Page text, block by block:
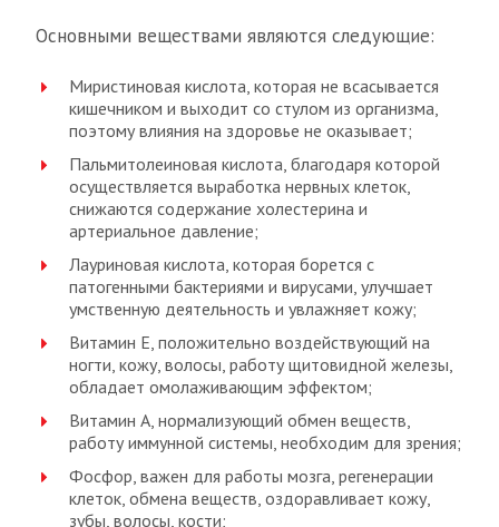
Основными веществами являются следующие:
Миристиновая кислота, которая не всасывается
кишечником и выходит со стулом из организма,
поэтому влияния на здоровье не оказывает;
Пальмитолеиновая кислота, благодаря которой
осуществляется выработка нервных клеток,
снижаются содержание холестерина и
артериальное давление;
Лауриновая кислота, которая борется с
патогенными бактериями и вирусами, улучшает
умственную деятельность и увлажняет кожу;
Витамин Е, положительно воздействующий на
ногти, кожу, волосы, работу щитовидной железы,
обладает омолаживающим эффектом;
Витамин А, нормализующий обмен веществ,
работу иммунной системы, необходим для зрения;
Фосфор, важен для работы мозга, регенерации
клеток, обмена веществ, оздоравливает кожу,
зубы, волосы, кости;